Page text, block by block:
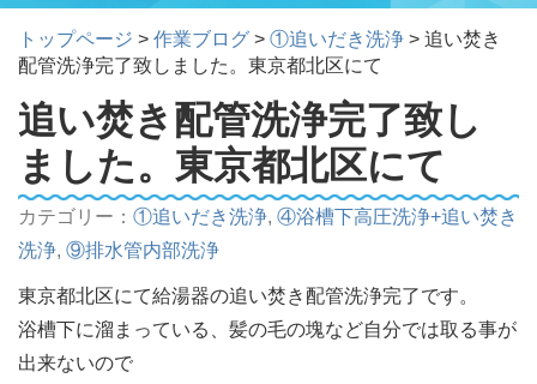
トップページ > 作業ブログ > ①追いだき洗浄 > 追い焚き
配管洗浄完了致しました。東京都北区にて
追い焚き配管洗浄完了致し
ました。東京都北区にて
カテゴリー： ①追いだき洗浄, ④浴槽下高圧洗浄+追い焚き
洗浄, ⑨排水管内部洗浄
東京都北区にて給湯器の追い焚き配管洗浄完了です。
浴槽下に溜まっている、髪の毛の塊など自分では取る事が
出来ないので